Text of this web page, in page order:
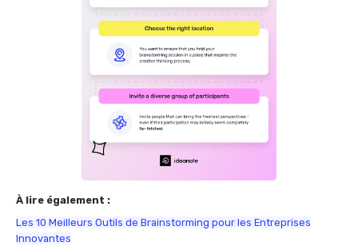
À lire également :
Les 10 Meilleurs Outils de Brainstorming pour les Entreprises
Innovantes